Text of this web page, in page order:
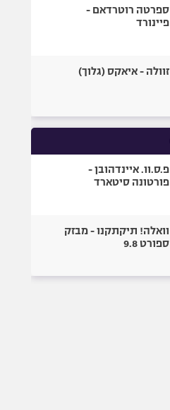
ספרטה רוטרדאם -
פיינורד
זוולה - איאקס (גלוך)
פ.ס.וו. איינדהובן -
פורטונה סיטארד
וואלה! תיקתקנו - מבזק
ספורט 9.8